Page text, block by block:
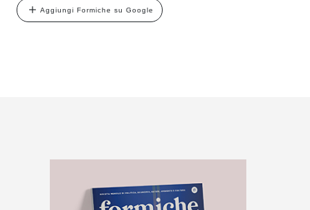
Aggiungi Formiche su Google